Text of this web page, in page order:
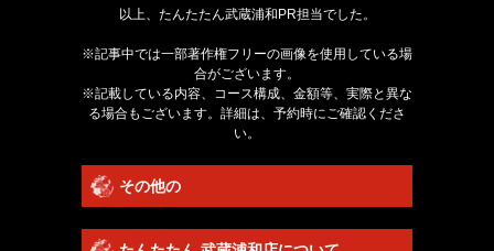
以上、たんたたん武蔵浦和PR担当でした。
※記事中では一部著作権フリーの画像を使用している場
合がございます。
※記載している内容、コース構成、金額等、実際と異な
る場合もございます。詳細は、予約時にご確認くださ
い。
その他の